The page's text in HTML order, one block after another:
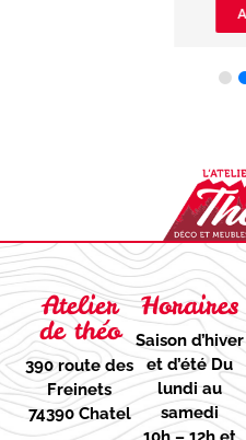
Atelier
de théo
390 route des
Freinets
74390 Chatel
Horaires
Saison d’hiver
et d’étéDu
lundi au
samedi